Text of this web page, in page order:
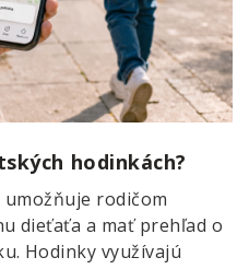
hodinkách?
umožňuje rodičom
dieťaťa a mať prehľad o
Hodinky využívajú